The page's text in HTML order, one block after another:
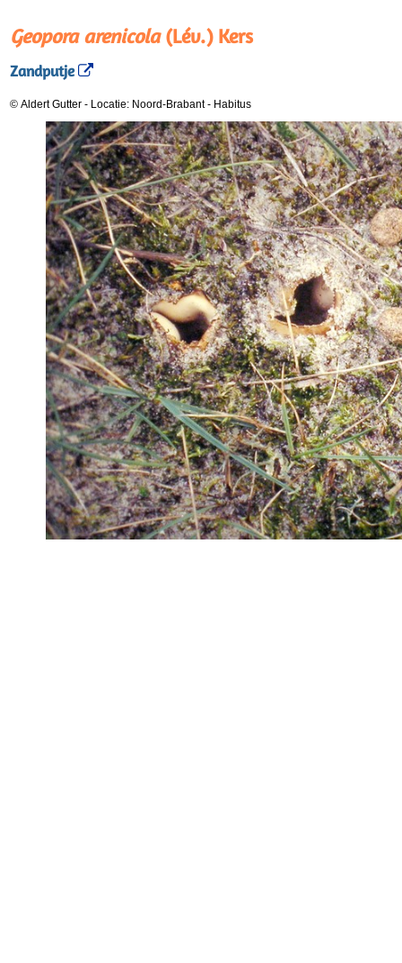
Geopora arenicola(Lév.) Kers
Zandputje
© Aldert Gutter - Locatie: Noord-Brabant- Habitus